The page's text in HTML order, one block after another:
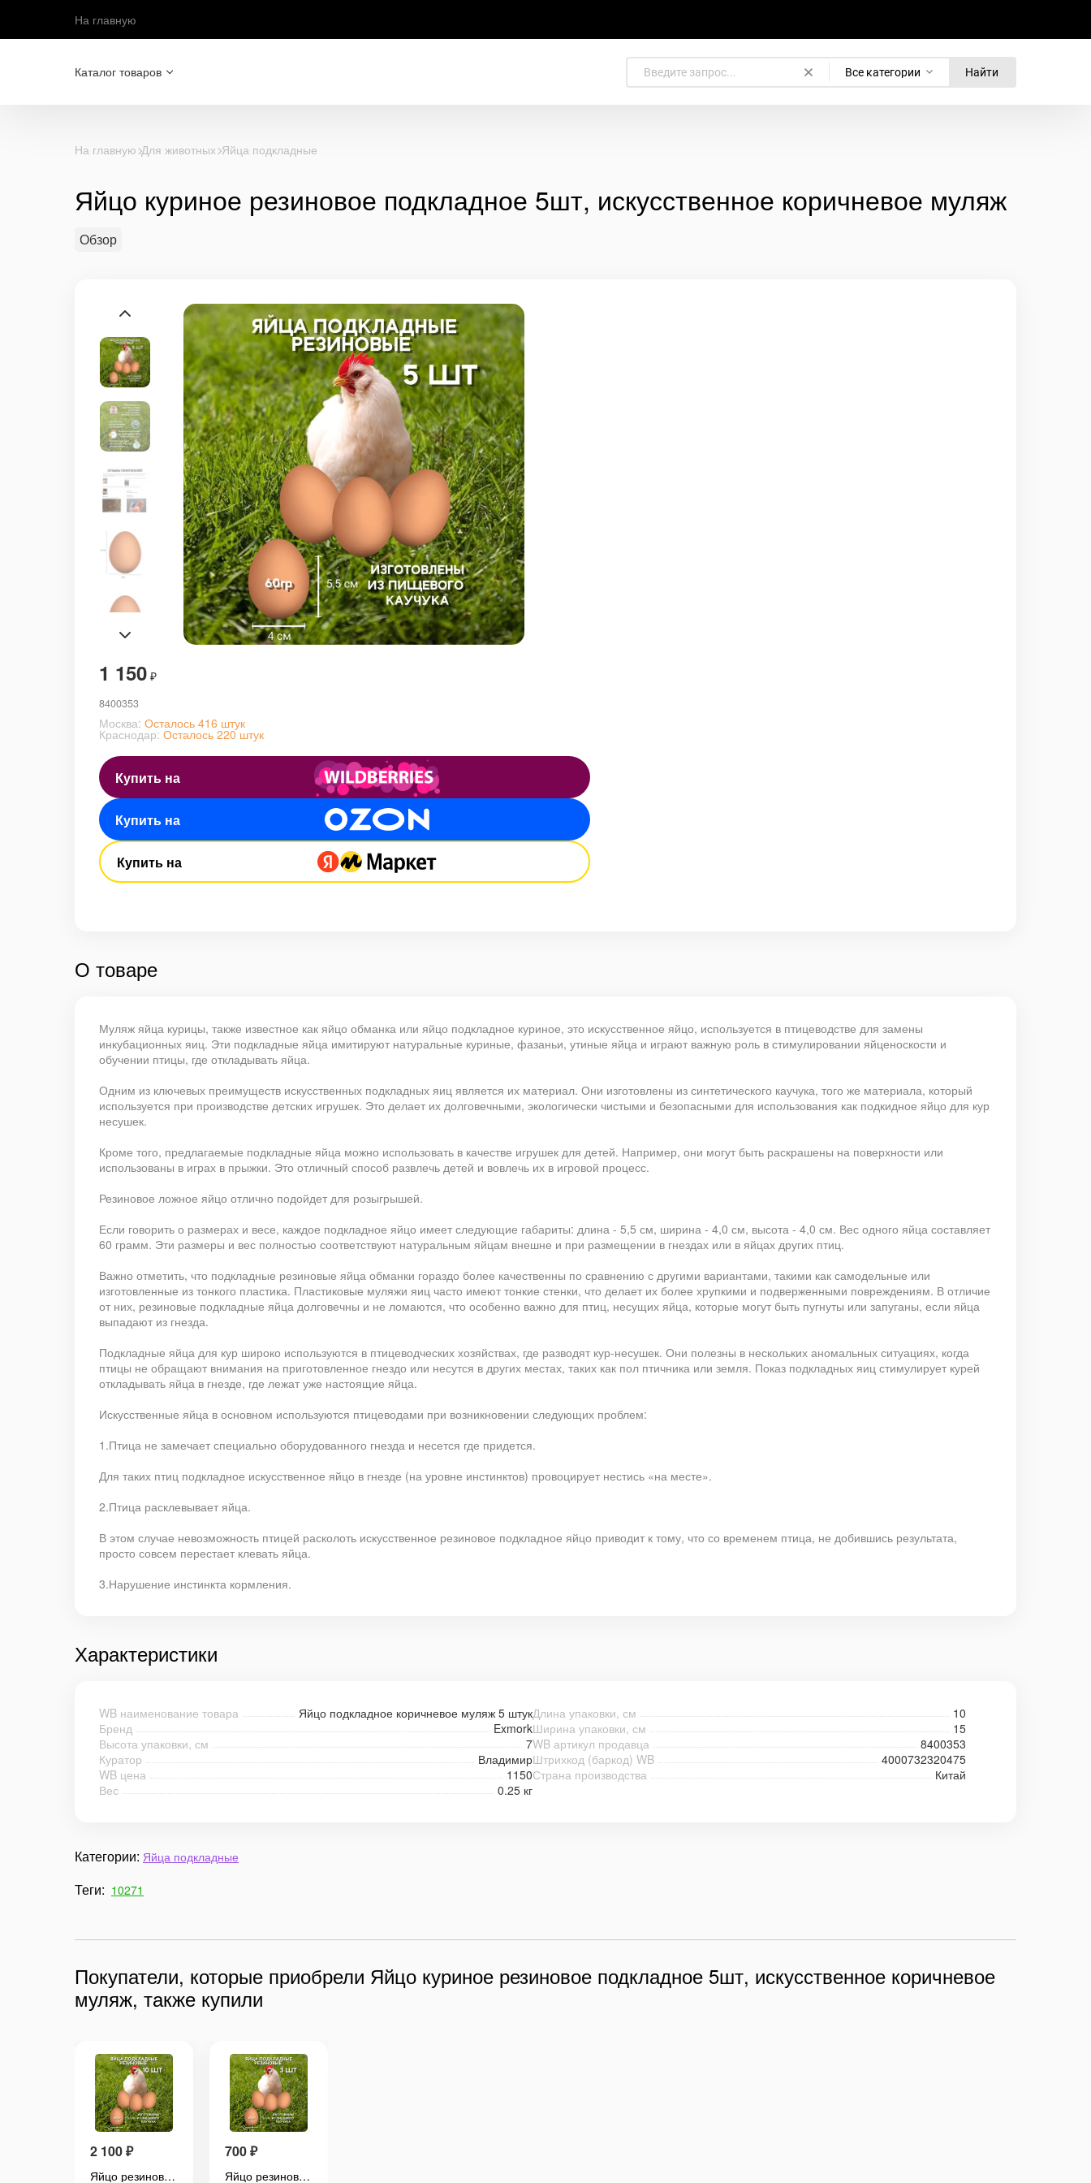
На главную
Каталог товаров Все категории Найти
На главную Для животных Яйца подкладные
Яйцо куриное резиновое подкладное 5шт, искусственное коричневое муляж
Обзор
1 150 ₽
8400353
Москва: Осталось 416 штук
Краснодар: Осталось 220 штук
Купить на
Купить на
Купить на
О товаре
Муляж яйца курицы, также известное как яйцо обманка или яйцо подкладное куриное, это искусственное яйцо, используется в птицеводстве для замены
инкубационных яиц. Эти подкладные яйца имитируют натуральные куриные, фазаньи, утиные яйца и играют важную роль в стимулировании яйценоскости и
обучении птицы, где откладывать яйца.
Одним из ключевых преимуществ искусственных подкладных яиц является их материал. Они изготовлены из синтетического каучука, того же материала, который
используется при производстве детских игрушек. Это делает их долговечными, экологически чистыми и безопасными для использования как подкидное яйцо для кур
несушек.
Кроме того, предлагаемые подкладные яйца можно использовать в качестве игрушек для детей. Например, они могут быть раскрашены на поверхности или
использованы в играх в прыжки. Это отличный способ развлечь детей и вовлечь их в игровой процесс.
Резиновое ложное яйцо отлично подойдет для розыгрышей.
Если говорить о размерах и весе, каждое подкладное яйцо имеет следующие габариты: длина - 5,5 см, ширина - 4,0 см, высота - 4,0 см. Вес одного яйца составляет
60 грамм. Эти размеры и вес полностью соответствуют натуральным яйцам внешне и при размещении в гнездах или в яйцах других птиц.
Важно отметить, что подкладные резиновые яйца обманки гораздо более качественны по сравнению с другими вариантами, такими как самодельные или
изготовленные из тонкого пластика. Пластиковые муляжи яиц часто имеют тонкие стенки, что делает их более хрупкими и подверженными повреждениям. В отличие
от них, резиновые подкладные яйца долговечны и не ломаются, что особенно важно для птиц, несущих яйца, которые могут быть пугнуты или запуганы, если яйца
выпадают из гнезда.
Подкладные яйца для кур широко используются в птицеводческих хозяйствах, где разводят кур-несушек. Они полезны в нескольких аномальных ситуациях, когда
птицы не обращают внимания на приготовленное гнездо или несутся в других местах, таких как пол птичника или земля. Показ подкладных яиц стимулирует курей
откладывать яйца в гнезде, где лежат уже настоящие яйца.
Искусственные яйца в основном используются птицеводами при возникновении следующих проблем:
1.Птица не замечает специально оборудованного гнезда и несется где придется.
Для таких птиц подкладное искусственное яйцо в гнезде (на уровне инстинктов) провоцирует нестись «на месте».
2.Птица расклевывает яйца.
В этом случае невозможность птицей расколоть искусственное резиновое подкладное яйцо приводит к тому, что со временем птица, не добившись результата,
просто совсем перестает клевать яйца.
3.Нарушение инстинкта кормления.
Характеристики
WB наименование товара Яйцо подкладное коричневое муляж 5 штукДлина упаковки, см
10
Бренд
ExmorkШирина упаковки, см
15
Высота упаковки, см
7WB артикул продавца
8400353
Куратор
ВладимирШтрихкод (баркод) WB
4000732320475
WB цена
1150Страна производства
Китай
Вес
0.25 кг
Категории: Яйца подкладные
Теги: 10271
Покупатели, которые приобрели Яйцо куриное резиновое подкладное 5шт, искусственное коричневое
муляж, также купили
2 100₽
Яйцо резиновое куриное подкладное 10шт искусственное коричневое муляж
700₽
Яйцо резиновое куриное подкладное 3шт, искусственное коричневое муляж